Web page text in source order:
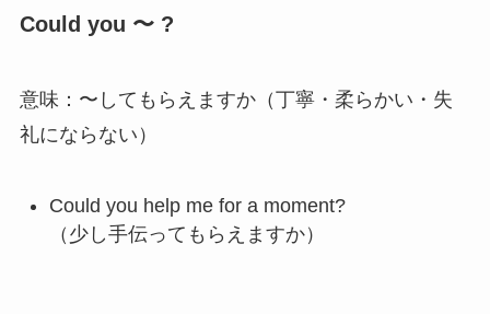
Could you 〜 ?
意味：〜してもらえますか（丁寧・柔らかい・失
礼にならない）
Could you help me for a moment?
（少し手伝ってもらえますか）